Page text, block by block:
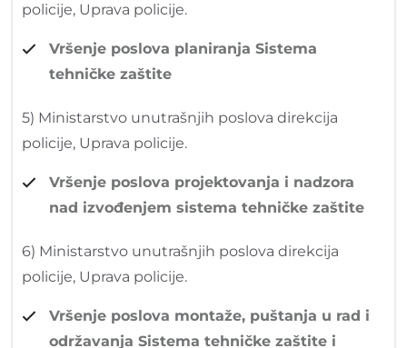
policije, Uprava policije.
Vršenje poslova planiranja Sistema
tehničke zaštite
5) Ministarstvo unutrašnjih poslova direkcija
policije, Uprava policije.
Vršenje poslova projektovanja i nadzora
nad izvođenjem sistema tehničke zaštite
6) Ministarstvo unutrašnjih poslova direkcija
policije, Uprava policije.
Vršenje poslova montaže, puštanja u rad i
održavanja Sistema tehničke zaštite i